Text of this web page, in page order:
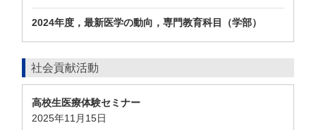
2024年度，最新医学の動向，専門教育科目（学部）
社会貢献活動
高校生医療体験セミナー
2025年11月15日